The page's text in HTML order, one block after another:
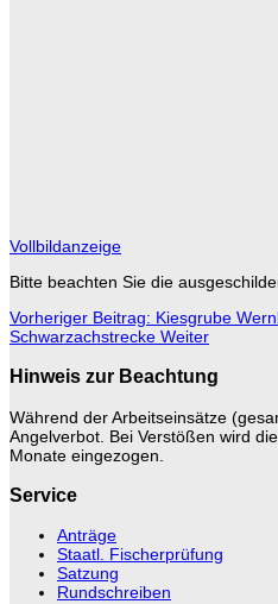
Vollbildanzeige
Bitte beachten Sie die
Vorheriger Beitrag: Kiesgrube
Schwarzachstrecke Weiter
Hinweis zur Beachtung
Während der Arbeitseinsätze
Angelverbot. Bei Verstößen wird
Monate eingezogen.
Service
Anträge
Staatl. Fischerprüfung
Satzung
Rundschreiben